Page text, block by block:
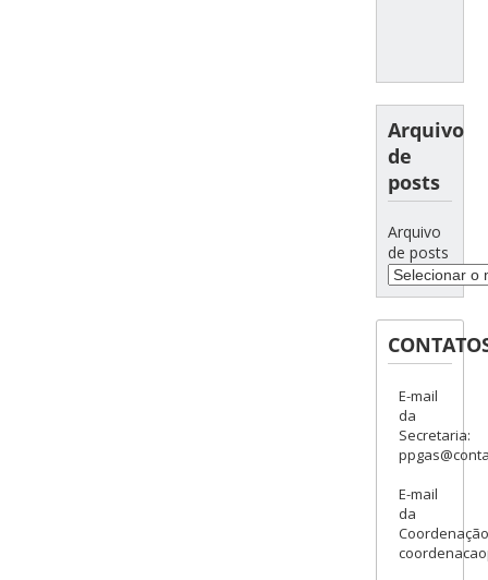
Arquivo
de
posts
Arquivo
de posts
E-mail
da
Secretaria:
E-mail
da